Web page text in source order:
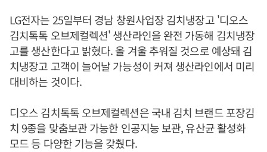
LG전자는 25일부터 경남 창원사업장 김치냉장고 '디오스
김치톡톡 오브제컬렉션' 생산라인을 완전 가동해 김치냉장
고를 생산한다고 밝혔다. 올 겨울 추워질 것으로 예상돼 김
치냉장고 고객이 늘어날 가능성이 커져 생산라인에서 미리
대비하는 것이다.
디오스 김치톡톡 오브제컬렉션은 국내 김치 브랜드 포장김
치 9종을 맞춤보관 가능한 인공지능 보관, 유산균 활성화
모드 등 다양한 기능을 갖췄다.